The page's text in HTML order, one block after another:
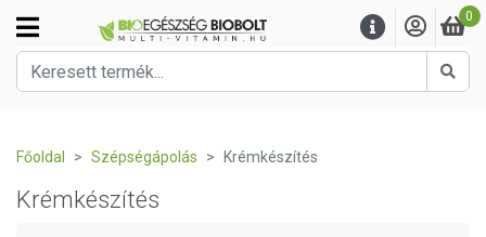
0
Főoldal Szépségápolás Krémkészítés
Krémkészítés